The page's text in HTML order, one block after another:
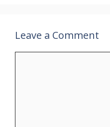
Leave a Comment